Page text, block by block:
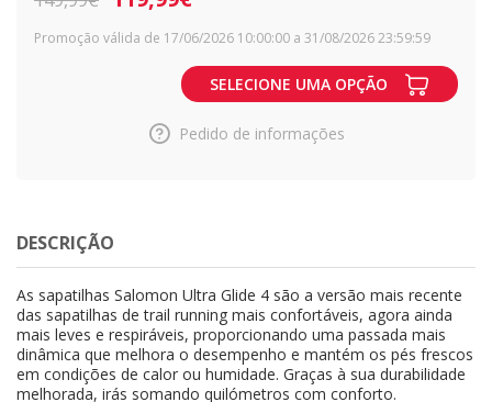
Promoção válida de 17/06/2026 10:00:00 a 31/08/2026 23:59:59
SELECIONE UMA OPÇÃO
Pedido de informações
DESCRIÇÃO
As sapatilhas Salomon Ultra Glide 4 são a versão mais recente
das sapatilhas de trail running mais confortáveis, agora ainda
mais leves e respiráveis, proporcionando uma passada mais
dinâmica que melhora o desempenho e mantém os pés frescos
em condições de calor ou humidade. Graças à sua durabilidade
melhorada, irás somando quilómetros com conforto.